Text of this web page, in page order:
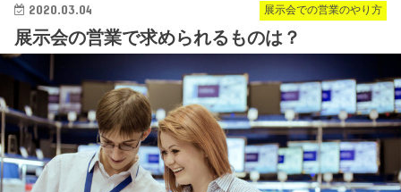
展示会での営業のやり方
2020.03.04
展示会の営業で求められるものは？